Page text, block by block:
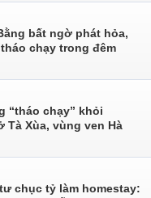
bất ngờ phát hỏa,
chạy trong đêm
“tháo chạy” khỏi
Tà Xùa, vùng ven Hà
chục tỷ làm homestay: